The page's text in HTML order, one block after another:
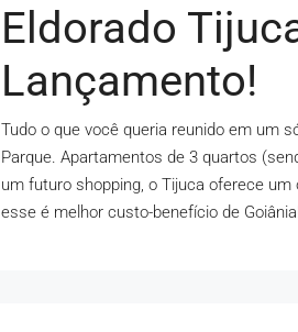
Eldorado
Lançamento!
Tudo o que você queria reunido em um
Parque. Apartamentos de 3 quartos
um futuro shopping, o Tijuca oferece
esse é melhor custo-benefício de